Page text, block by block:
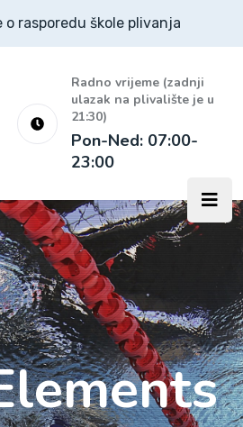
rasporedu škole plivanja
Radno vrijeme (zadnji
ulazak na plivalište je u
21:30)
Pon-Ned: 07:00-
23:00